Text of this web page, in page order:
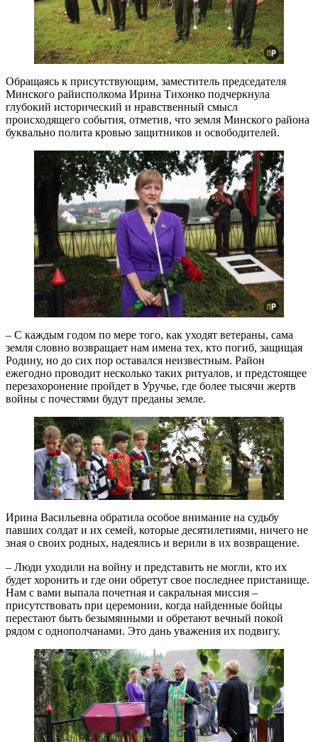
Обращаясь к присутствующим, заместитель председателя
Минского райисполкома Ирина Тихонко подчеркнула
глубокий исторический и нравственный смысл
происходящего события, отметив, что земля Минского района
буквально полита кровью защитников и освободителей.
– С каждым годом по мере того, как уходят ветераны, сама
земля словно возвращает нам имена тех, кто погиб, защищая
Родину, но до сих пор оставался неизвестным. Район
ежегодно проводит несколько таких ритуалов, и предстоящее
перезахоронение пройдет в Уручье, где более тысячи жертв
войны с почестями будут преданы земле.
Ирина Васильевна обратила особое внимание на судьбу
павших солдат и их семей, которые десятилетиями, ничего не
зная о своих родных, надеялись и верили в их возвращение.
– Люди уходили на войну и представить не могли, кто их
будет хоронить и где они обретут свое последнее пристанище.
Нам с вами выпала почетная и сакральная миссия –
присутствовать при церемонии, когда найденные бойцы
перестают быть безымянными и обретают вечный покой
рядом с однополчанами. Это дань уважения их подвигу.